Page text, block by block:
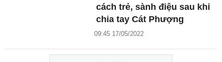
cách trẻ, sành điệu sau khi
chia tay Cát Phượng
09:45 17/05/2022